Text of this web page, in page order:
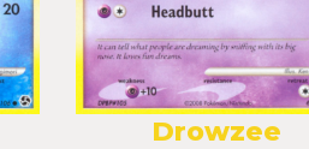
Drowzee